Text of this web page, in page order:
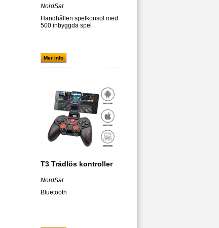
NordSat
Handhållen spelkonsol med
500 inbyggda spel
Mer info
T3 Trådlös kontroller
NordSat
Bluetooth